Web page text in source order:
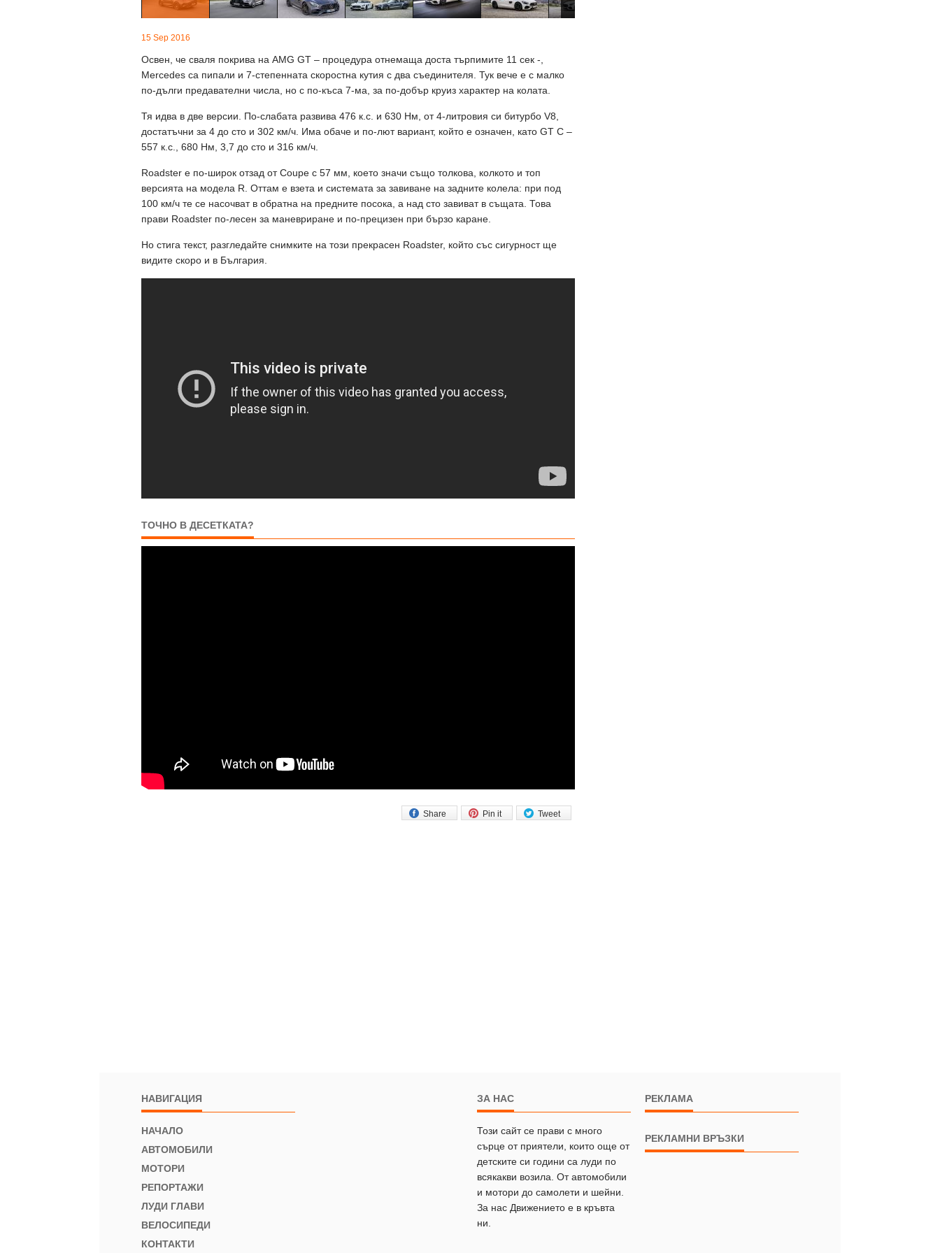
15 Sep 2016
Освен, че сваля покрива на AMG GT – процедура отнемаща доста търпимите 11 сек -,
Mercedes са пипали и 7-степенната скоростна кутия с два съединителя. Тук вече е с малко
по-дълги предавателни числа, но с по-къса 7-ма, за по-добър круиз характер на колата.
Тя идва в две версии. По-слабата развива 476 к.с. и 630 Нм, от 4-литровия си битурбо V8,
достатъчни за 4 до сто и 302 км/ч. Има обаче и по-лют вариант, който е означен, като GT C –
557 к.с., 680 Нм, 3,7 до сто и 316 км/ч.
Roadster е по-широк отзад от Coupe с 57 мм, което значи също толкова, колкото и топ
версията на модела R. Оттам е взета и системата за завиване на задните колела: при под
100 км/ч те се насочват в обратна на предните посока, а над сто завиват в същата. Това
прави Roadster по-лесен за маневриране и по-прецизен при бързо каране.
Но стига текст, разгледайте снимките на този прекрасен Roadster, който със сигурност ще
видите скоро и в България.
ТОЧНО В ДЕСЕТКАТА?
Tweet
Pin it
Share
НАВИГАЦИЯ
НАЧАЛО
АВТОМОБИЛИ
МОТОРИ
РЕПОРТАЖИ
ЛУДИ ГЛАВИ
ВЕЛОСИПЕДИ
КОНТАКТИ
ЗА НАС
Този сайт се прави с много
сърце от приятели, които още от
детските си години са луди по
всякакви возила. От автомобили
и мотори до самолети и шейни.
За нас Движението е в кръвта
ни.
РЕКЛАМА
РЕКЛАМНИ ВРЪЗКИ